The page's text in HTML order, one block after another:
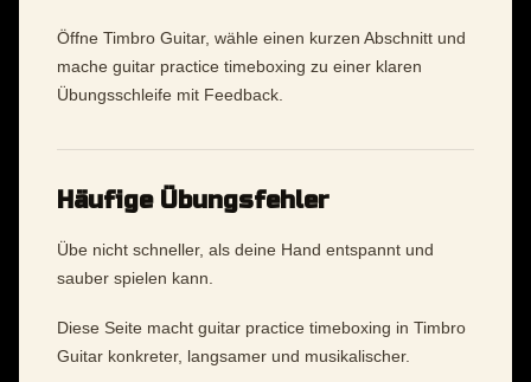
Öffne Timbro Guitar, wähle einen kurzen Abschnitt und
mache guitar practice timeboxing zu einer klaren
Übungsschleife mit Feedback.
Häufige Übungsfehler
Übe nicht schneller, als deine Hand entspannt und
sauber spielen kann.
Diese Seite macht guitar practice timeboxing in Timbro
Guitar konkreter, langsamer und musikalischer.